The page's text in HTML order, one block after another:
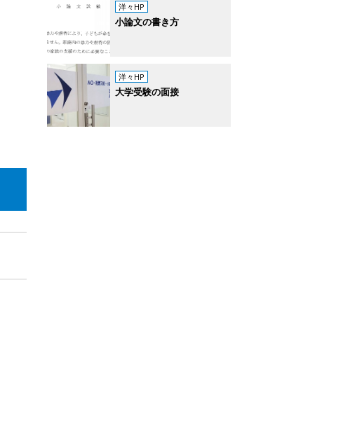
洋々HP
小論文の書き方
洋々HP
大学受験の面接